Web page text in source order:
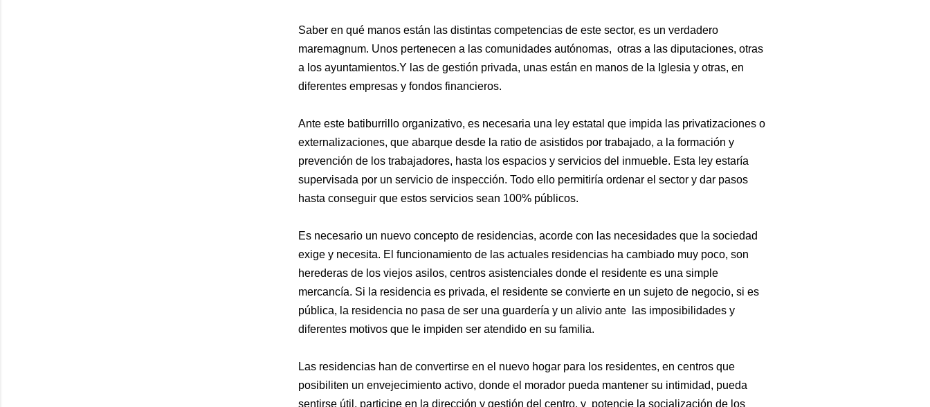
Saber en qué manos están las distintas competencias de este sector, es un verdadero
maremagnum. Unos pertenecen a las comunidades autónomas, otras a las diputaciones, otras
a los ayuntamientos.Y las de gestión privada, unas están en manos de la Iglesia y otras, en
diferentes empresas y fondos financieros.
Ante este batiburrillo organizativo, es necesaria una ley estatal que impida las privatizaciones o
externalizaciones, que abarque desde la ratio de asistidos por trabajado, a la formación y
prevención de los trabajadores, hasta los espacios y servicios del inmueble. Esta ley estaría
supervisada por un servicio de inspección. Todo ello permitiría ordenar el sector y dar pasos
hasta conseguir que estos servicios sean 100% públicos.
Es necesario un nuevo concepto de residencias, acorde con las necesidades que la sociedad
exige y necesita. El funcionamiento de las actuales residencias ha cambiado muy poco, son
herederas de los viejos asilos, centros asistenciales donde el residente es una simple
mercancía. Si la residencia es privada, el residente se convierte en un sujeto de negocio, si es
pública, la residencia no pasa de ser una guardería y un alivio ante las imposibilidades y
diferentes motivos que le impiden ser atendido en su familia.
Las residencias han de convertirse en el nuevo hogar para los residentes, en centros que
posibiliten un envejecimiento activo, donde el morador pueda mantener su intimidad, pueda
sentirse útil, participe en la dirección y gestión del centro, y potencie la socialización de los